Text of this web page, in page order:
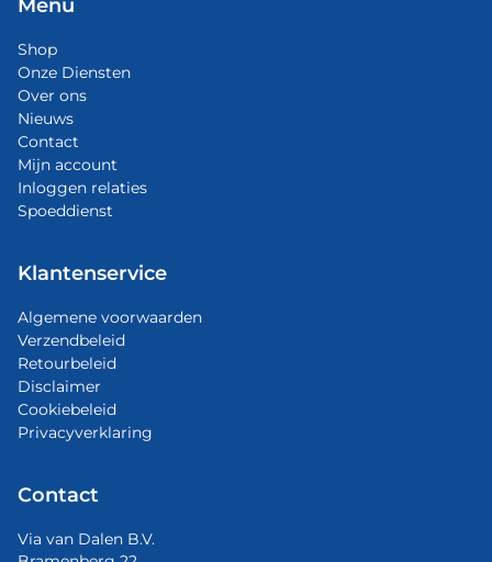
Menu
Shop
Onze Diensten
Over ons
Nieuws
Contact
Mijn account
Inloggen relaties
Spoeddienst
Klantenservice
Algemene voorwaarden
Verzendbeleid
Retourbeleid
Disclaimer
Cookiebeleid
Privacyverklaring
Contact
Via van Dalen B.V.